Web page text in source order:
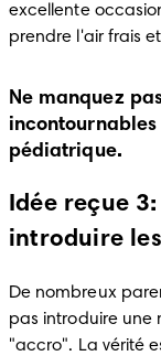
excellente
prendre l'air frais
Ne manquez
pédiatrique.
Idée reçue
introduire
De nombreux
pas introduire une
"accro". La vérité